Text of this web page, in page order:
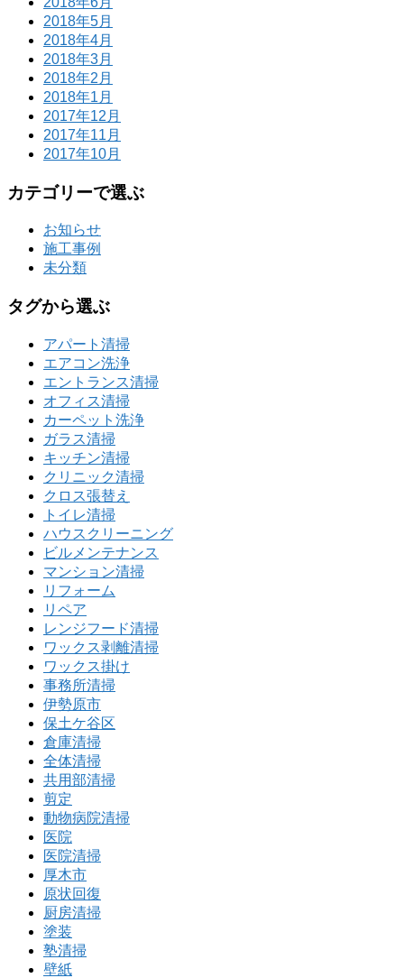
2018年5月
2018年4月
2018年3月
2018年2月
2018年1月
2017年12月
2017年11月
2017年10月
カテゴリーで選ぶ
お知らせ
施工事例
未分類
タグから選ぶ
アパート清掃
エアコン洗浄
エントランス清掃
オフィス清掃
カーペット洗浄
ガラス清掃
キッチン清掃
クリニック清掃
クロス張替え
トイレ清掃
ハウスクリーニング
ビルメンテナンス
マンション清掃
リフォーム
リペア
レンジフード清掃
ワックス剥離清掃
ワックス掛け
事務所清掃
伊勢原市
保土ケ谷区
倉庫清掃
全体清掃
共用部清掃
剪定
動物病院清掃
医院
医院清掃
厚木市
原状回復
厨房清掃
塗装
塾清掃
壁紙